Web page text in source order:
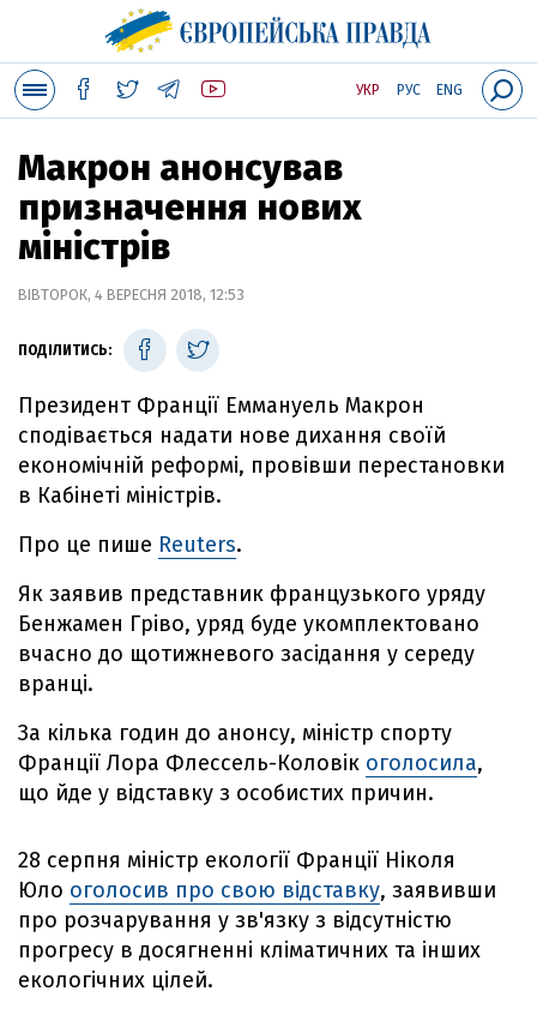
УКР РУС ENG
Макрон анонсував
призначення нових
міністрів
ВІВТОРОК, 4 ВЕРЕСНЯ 2018, 12:53
ПОДІЛИТИСЬ:
Президент Франції Еммануель Макрон
сподівається надати нове дихання своїй
економічній реформі, провівши перестановки
в Кабінеті міністрів.
Про це пише Reuters.
Як заявив представник французького уряду
Бенжамен Гріво, уряд буде укомплектовано
вчасно до щотижневого засідання у середу
вранці.
За кілька годин до анонсу, міністр спорту
Франції Лора Флессель-Коловік оголосила,
що йде у відставку з особистих причин.
28 серпня міністр екології Франції Ніколя
Юло оголосив про свою відставку, заявивши
про розчарування у зв'язку з відсутністю
прогресу в досягненні кліматичних та інших
екологічних цілей.